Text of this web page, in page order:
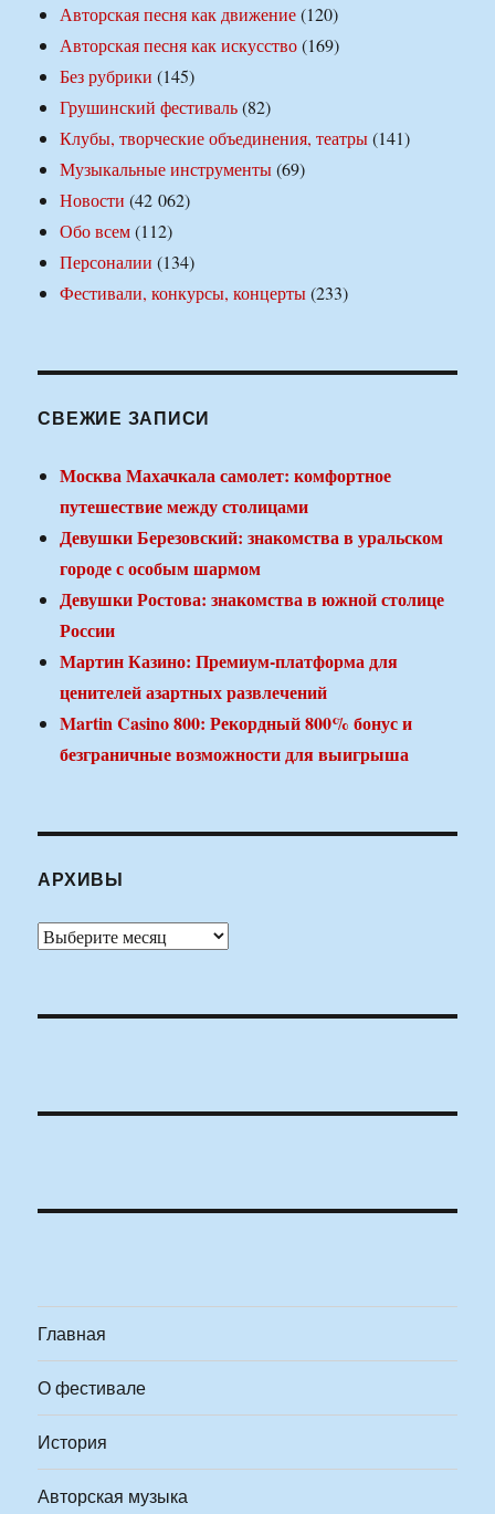
Авторская песня как движение(120)
Авторская песня как искусство(169)
Без рубрики (145)
Грушинский фестиваль(82)
Клубы, творческие объединения, театры(141)
Музыкальные инструменты(69)
Новости (42 062)
Обо всем(112)
Персоналии (134)
Фестивали, конкурсы, концерты(233)
СВЕЖИЕ ЗАПИСИ
Москва Махачкала самолет: комфортное
путешествие между столицами
Девушки Березовский: знакомства в уральском
городе с особым шармом
Девушки Ростова: знакомства в южной столице
России
Мартин Казино: Премиум-платформа для
ценителей азартных развлечений
Martin Casino 800: Рекордный 800% бонус и
безграничные возможности для выигрыша
АРХИВЫ
Архивы
Главная
О фестивале
История
Авторская музыка